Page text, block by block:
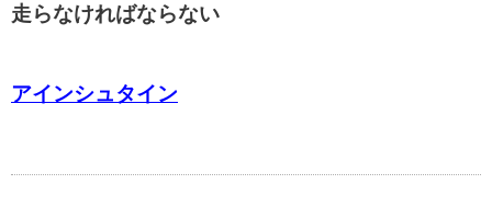
走らなければならない
アインシュタイン